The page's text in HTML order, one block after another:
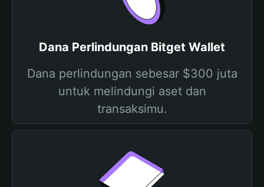
Dana Perlindungan Bitget Wallet
Dana perlindungan sebesar $300 juta
untuk melindungi aset dan
transaksimu.